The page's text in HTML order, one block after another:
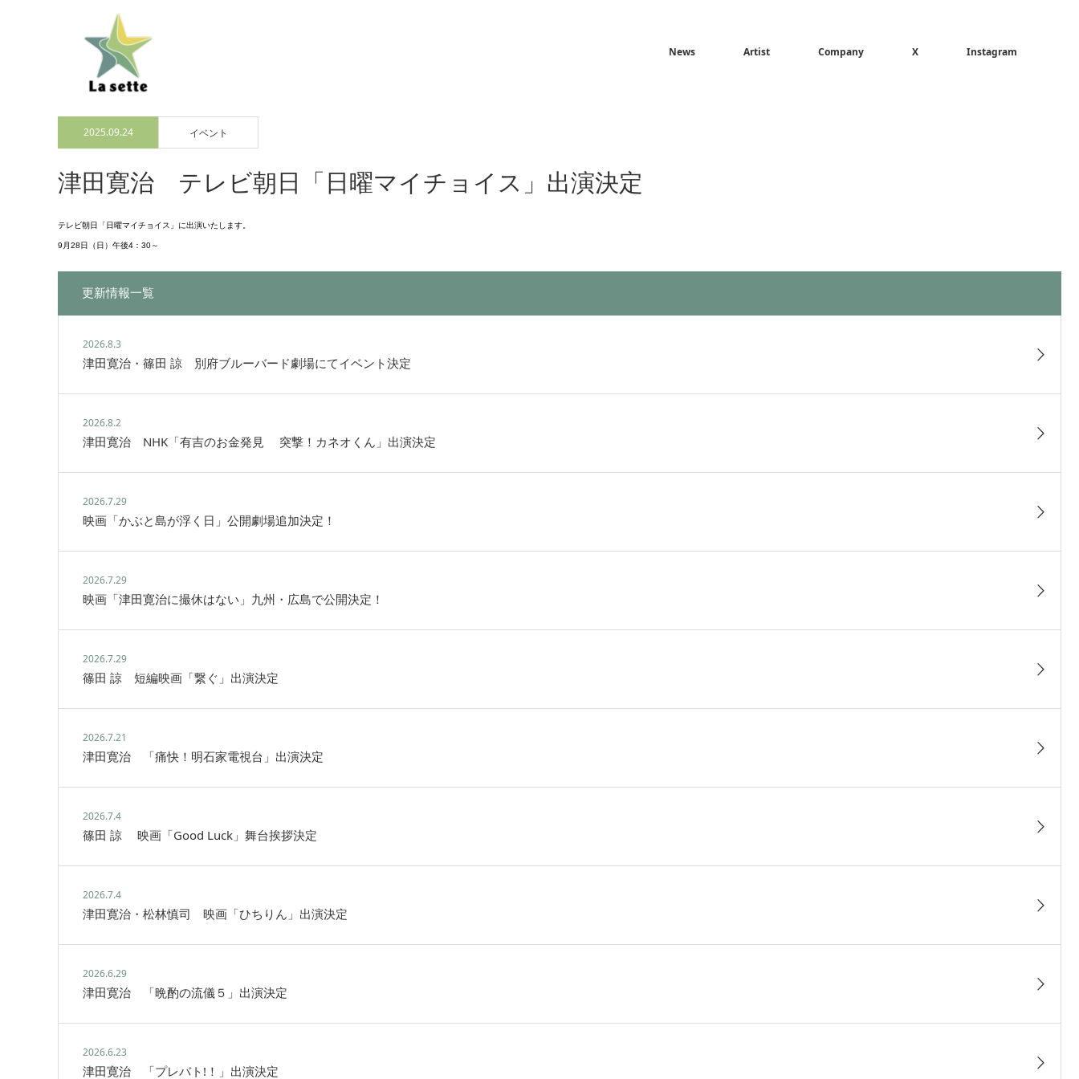
News Artist Company X Instagram
2025.09.24 イベント
津田寛治 テレビ朝日「日曜マイチョイス」出演決定
テレビ朝日「日曜マイチョイス」に出演いたします。
9月28日（日）午後4：30～
更新情報一覧
2026.8.3
津田寛治・篠田 諒 別府ブルーバード劇場にてイベント決定
2026.8.2
津田寛治 NHK「有吉のお金発見 突撃！カネオくん」出演決定
2026.7.29
映画「かぶと島が浮く日」公開劇場追加決定！
2026.7.29
映画「津田寛治に撮休はない」九州・広島で公開決定！
2026.7.29
篠田 諒 短編映画「繋ぐ」出演決定
2026.7.21
津田寛治 「痛快！明石家電視台」出演決定
2026.7.4
篠田 諒 映画「Good Luck」舞台挨拶決定
2026.7.4
津田寛治・松林慎司 映画「ひちりん」出演決定
2026.6.29
津田寛治 「晩酌の流儀５」出演決定
2026.6.23
津田寛治 「プレバト!！」出演決定